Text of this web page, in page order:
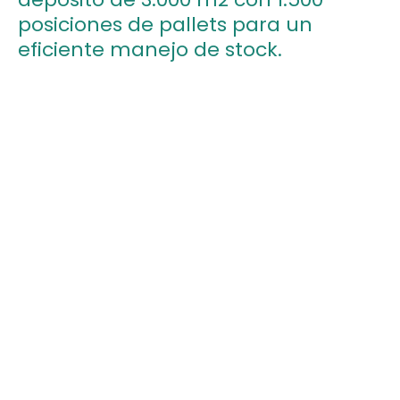
posiciones de pallets para un
eficiente manejo de stock.